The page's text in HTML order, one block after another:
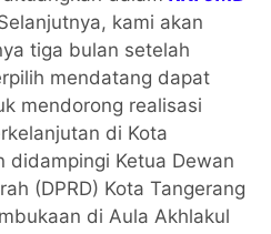
kami akan
tiga bulan setelah
mendatang dapat
mendorong realisasi
di Kota
didampingi Ketua Dewan
(DPRD) Kota Tangerang
di Aula Akhlakul